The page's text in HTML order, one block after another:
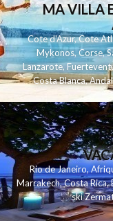
MA VILLA
Cote d'Azur,Cote
Mykonos,Corse,
Lanzarote,
Costa Blanca,
Rio de Janeiro,
Marrakech,Costa Rica,
ski